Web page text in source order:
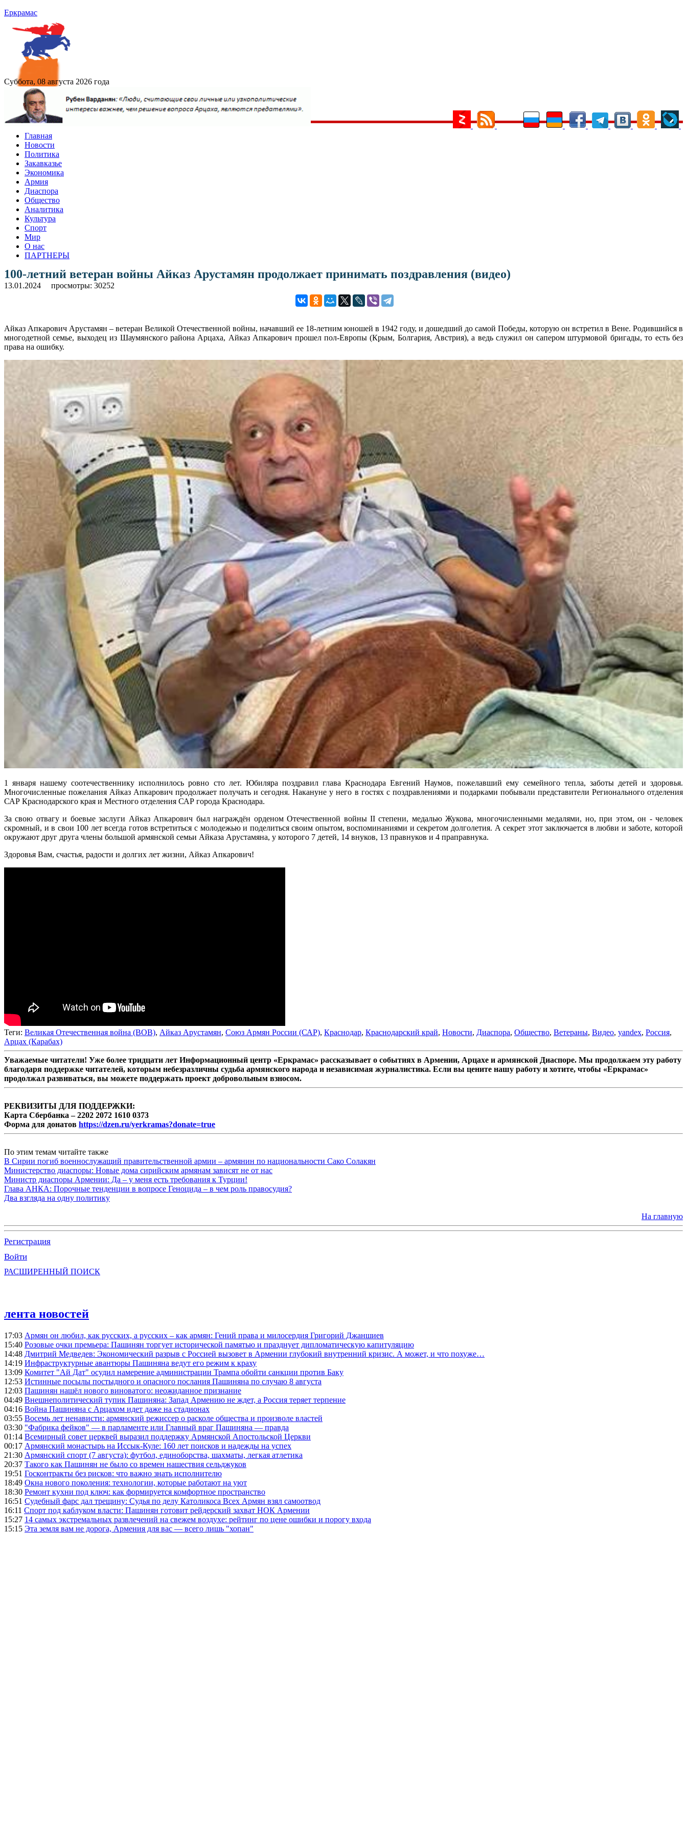
Еркрамас
Суббота, 08 августа 2026 года
Главная
Новости
Политика
Закавказье
Экономика
Армия
Диаспора
Общество
Аналитика
Культура
Спорт
Мир
О нас
ПАРТНЕРЫ
100-летний ветеран войны Айказ Арустамян продолжает принимать поздравления (видео)
13.01.2024 просмотры: 30252
Айказ Апкарович Арустамян – ветеран Великой Отечественной войны, начавший ее 18-летним юношей в 1942 году, и дошедший до самой Победы, которую он встретил в Вене. Родившийся в
многодетной семье, выходец из Шаумянского района Арцаха, Айказ Апкарович прошел пол-Европы (Крым, Болгария, Австрия), а ведь служил он сапером штурмовой бригады, то есть без
права на ошибку.
1 января нашему соотечественнику исполнилось ровно сто лет. Юбиляра поздравил глава Краснодара Евгений Наумов, пожелавший ему семейного тепла, заботы детей и здоровья.
Многочисленные пожелания Айказ Апкарович продолжает получать и сегодня. Накануне у него в гостях с поздравлениями и подарками побывали представители Регионального отделения
САР Краснодарского края и Местного отделения САР города Краснодара.
За свою отвагу и боевые заслуги Айказ Апкарович был награждён орденом Отечественной войны II степени, медалью Жукова, многочисленными медалями, но, при этом, он - человек
скромный, и в свои 100 лет всегда готов встретиться с молодежью и поделиться своим опытом, воспоминаниями и секретом долголетия. А секрет этот заключается в любви и заботе, которой
окружают друг друга члены большой армянской семьи Айказа Арустамяна, у которого 7 детей, 14 внуков, 13 правнуков и 4 праправнука.
Здоровья Вам, счастья, радости и долгих лет жизни, Айказ Апкарович!
Теги: Великая Отечественная война (ВОВ), Айказ Арустамян, Союз Армян России (САР), Краснодар, Краснодарский край, Новости, Диаспора, Общество, Ветераны, Видео, yandex, Россия,
Арцах (Карабах)
Уважаемые читатели! Уже более тридцати лет Информационный центр «Еркрамас» рассказывает о событиях в Армении, Арцахе и армянской Диаспоре. Мы продолжаем эту работу
благодаря поддержке читателей, которым небезразличны судьба армянского народа и независимая журналистика. Если вы цените нашу работу и хотите, чтобы «Еркрамас»
продолжал развиваться, вы можете поддержать проект добровольным взносом.
РЕКВИЗИТЫ ДЛЯ ПОДДЕРЖКИ:
Карта Сбербанка – 2202 2072 1610 0373
Форма для донатов https://dzen.ru/yerkramas?donate=true
По этим темам читайте также
В Сирии погиб военнослужащий правительственной армии – армянин по национальности Сако Солакян
Министерство диаспоры: Новые дома сирийским армянам зависят не от нас
Министр диаспоры Армении: Да – у меня есть требования к Турции!
Глава АНКА: Порочные тенденции в вопросе Геноцида – в чем роль правосудия?
Два взгляда на одну политику
На главную
Регистрация
Войти
РАСШИРЕННЫЙ ПОИСК
лента новостей
17:03 Армян он любил, как русских, а русских – как армян: Гений права и милосердия Григорий Джаншиев
15:40 Розовые очки премьера: Пашинян торгует исторической памятью и празднует дипломатическую капитуляцию
14:48 Дмитрий Медведев: Экономический разрыв с Россией вызовет в Армении глубокий внутренний кризис. А может, и что похуже…
14:19 Инфраструктурные авантюры Пашиняна ведут его режим к краху
13:09 Комитет "Ай Дат" осудил намерение администрации Трампа обойти санкции против Баку
12:53 Истинные посылы постыдного и опасного послания Пашиняна по случаю 8 августа
12:03 Пашинян нашёл нового виноватого: неожиданное признание
04:49 Внешнеполитический тупик Пашиняна: Запад Армению не ждет, а Россия теряет терпение
04:16 Война Пашиняна с Арцахом идет даже на стадионах
03:55 Восемь лет ненависти: армянский режиссер о расколе общества и произволе властей
03:30 "Фабрика фейков" — в парламенте или Главный враг Пашиняна — правда
01:14 Всемирный совет церквей выразил поддержку Армянской Апостольской Церкви
00:17 Армянский монастырь на Иссык-Куле: 160 лет поисков и надежды на успех
21:30 Армянский спорт (7 августа): футбол, единоборства, шахматы, легкая атлетика
20:37 Такого как Пашинян не было со времен нашествия сельджуков
19:51 Госконтракты без рисков: что важно знать исполнителю
18:49 Окна нового поколения: технологии, которые работают на уют
18:30 Ремонт кухни под ключ: как формируется комфортное пространство
16:51 Судебный фарс дал трещину: Судья по делу Католикоса Всех Армян взял самоотвод
16:11 Спорт под каблуком власти: Пашинян готовит рейдерский захват НОК Армении
15:27 14 самых экстремальных развлечений на свежем воздухе: рейтинг по цене ошибки и порогу входа
15:15 Эта земля вам не дорога, Армения для вас — всего лишь "хопан"